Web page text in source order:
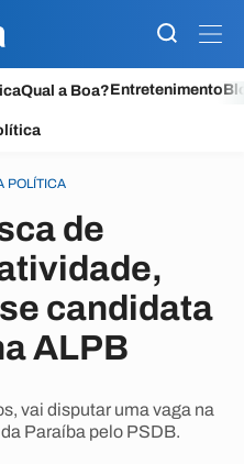
Qual a Boa?Entretenimento
POLÍTICA
de
candidata
ALPB
vai disputar uma vaga na
Paraíba pelo PSDB.